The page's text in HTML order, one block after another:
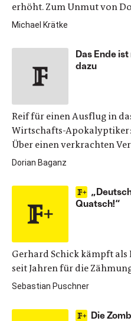
erhöht. Zum Unmut von
Michael Krätke
Das Ende
dazu
Reif für einen Ausflug in
Wirtschafts-
Über einen verkrachten
Dorian Baganz
Quatsch!“
Gerhard Schick kämpft
seit Jahren für die
Sebastian Puschner
Die